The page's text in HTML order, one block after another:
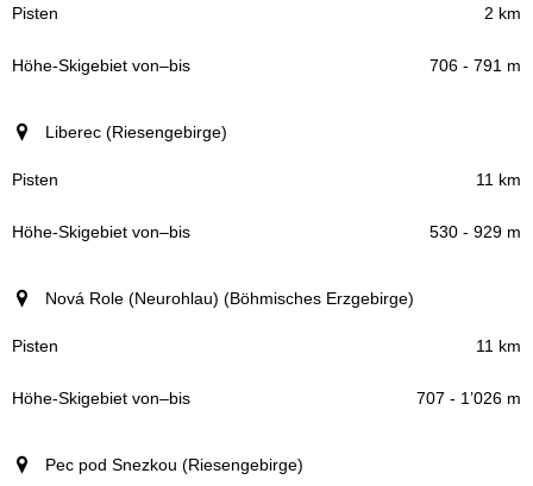
2 km
706 - 791 m
Liberec (Riesengebirge)
11 km
530 - 929 m
Nová Role (Neurohlau) (Böhmisches Erzgebirge)
11 km
707 - 1’026 m
Pec pod Snezkou (Riesengebirge)